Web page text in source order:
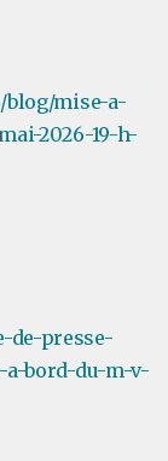
mise-a-
2026-19-h-
de-presse-
bord-du-m-v-